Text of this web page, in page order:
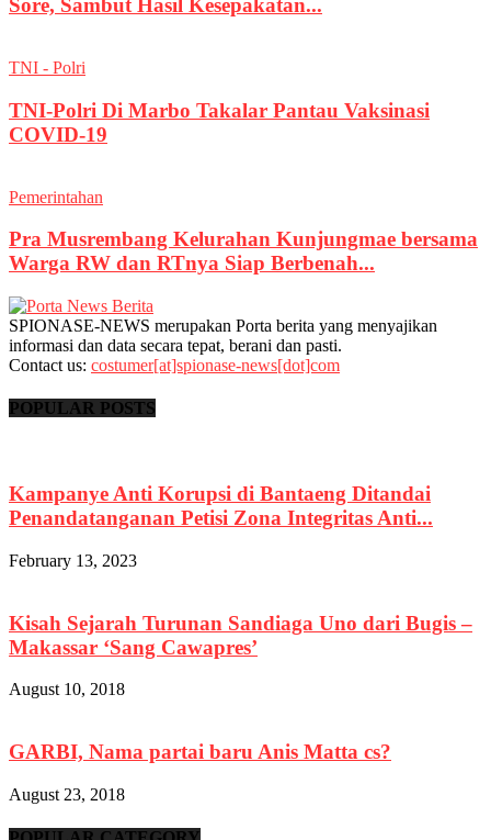
Sore, Sambut Hasil Kesepakatan...
TNI - Polri
TNI-Polri Di Marbo Takalar Pantau Vaksinasi
COVID-19
Pemerintahan
Pra Musrembang Kelurahan Kunjungmae bersama
Warga RW dan RTnya Siap Berbenah...
SPIONASE-NEWS merupakan Porta berita yang menyajikan
informasi dan data secara tepat, berani dan pasti.
Contact us: costumer[at]spionase-news[dot]com
POPULAR POSTS
Kampanye Anti Korupsi di Bantaeng Ditandai
Penandatanganan Petisi Zona Integritas Anti...
February 13, 2023
Kisah Sejarah Turunan Sandiaga Uno dari Bugis –
Makassar ‘Sang Cawapres’
August 10, 2018
GARBI, Nama partai baru Anis Matta cs?
August 23, 2018